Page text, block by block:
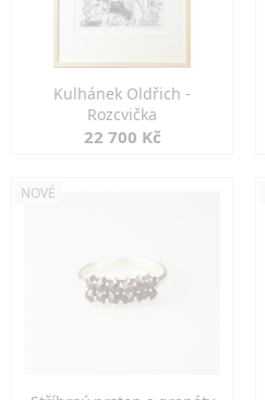
Kulhánek Oldřich -
Rozcvička
22 700 Kč
NOVÉ